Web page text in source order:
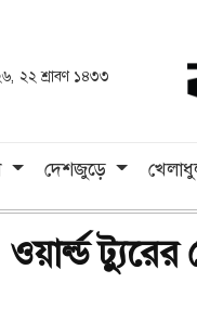
২২ শ্রাবণ ১৪৩৩
দেশজুড়ে
ওয়ার্ল্ড